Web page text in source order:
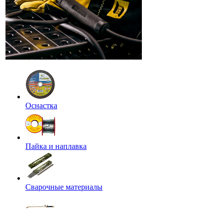
Оснастка
Пайка и наплавка
Сварочные материалы